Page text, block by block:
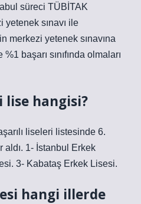
süreci TÜBİTAK
yetenek sınavı ile
merkezi yetenek sınavına
başarı sınıfında olmaları
lise hangisi?
liseleri listesinde 6.
aldı. 1- İstanbul Erkek
3- Kabataş Erkek Lisesi.
hangi illerde